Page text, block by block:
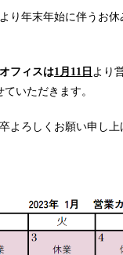
り年末年始に伴うお
フィスは1月11日 より
いただきます。
よろしくお願い申し上